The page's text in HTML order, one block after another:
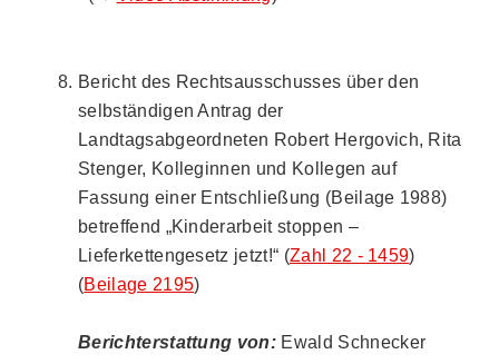
Bericht des Rechtsausschusses über den
selbständigen Antrag der
Landtagsabgeordneten Robert Hergovich, Rita
Stenger, Kolleginnen und Kollegen auf
Fassung einer Entschließung (Beilage 1988)
betreffend „Kinderarbeit stoppen –
Lieferkettengesetz jetzt!“ (Zahl 22 - 1459)
(Beilage 2195)
Berichterstattung von: Ewald Schnecker